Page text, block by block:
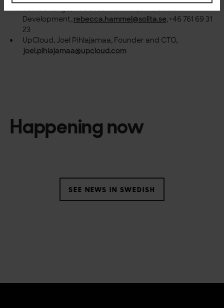
Solita Sverige, Rebecca Hammel, SVP, Cloud
Development,rebecca.hammel@solita.se, +46 761 69 31
23
UpCloud, Joel Pihlajamaa, Founder and CTO,
joel.pihlajamaa@upcloud.com
Happening now
SEE NEWS IN SWEDISH